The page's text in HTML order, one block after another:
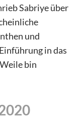
Sabriye über
und
in das
bin